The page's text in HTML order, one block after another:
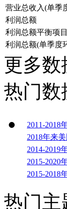
营业总收入(单季
利润总额
利润总额平衡项目
利润总额(单季度
更多数
热门数
2011-2018
2018年来
2014-2019
2015-2020
2015-2018
热门主